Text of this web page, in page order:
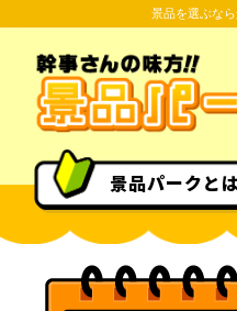
景品を選ぶな
景品パークとは